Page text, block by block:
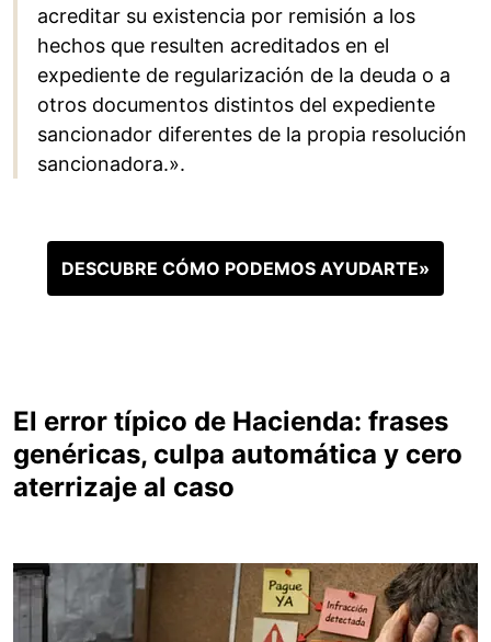
acreditar su existencia por remisión a los
hechos que resulten acreditados en el
expediente de regularización de la deuda o a
otros documentos distintos del expediente
sancionador diferentes de la propia resolución
sancionadora.».
DESCUBRE CÓMO PODEMOS AYUDARTE»
El error típico de Hacienda: frases
genéricas, culpa automática y cero
aterrizaje al caso